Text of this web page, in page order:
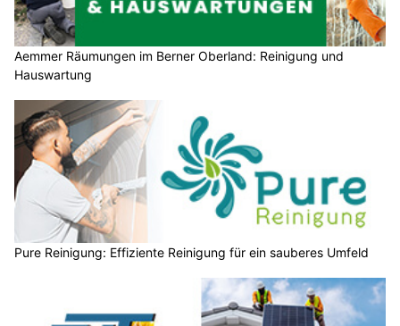
Aemmer Räumungen im Berner Oberland: Reinigung und
Hauswartung
Pure Reinigung: Effiziente Reinigung für ein sauberes Umfeld